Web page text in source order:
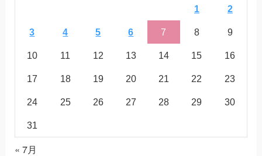
1 2
3 4 5 6 7 8 9
10 11 12 13 14 15 16
17 18 19 20 21 22 23
24 25 26 27 28 29 30
31
« 7月